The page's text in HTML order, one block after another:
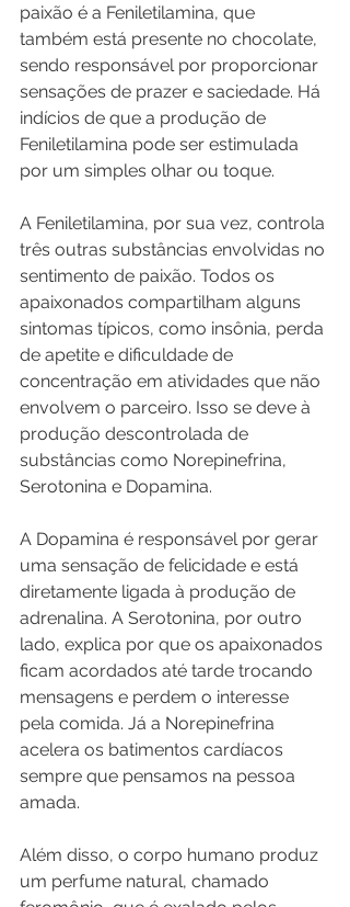
paixão é a Feniletilamina, que
também está presente no chocolate,
sendo responsável por proporcionar
sensações de prazer e saciedade. Há
indícios de que a produção de
Feniletilamina pode ser estimulada
por um simples olhar ou toque.
A Feniletilamina, por sua vez, controla
três outras substâncias envolvidas no
sentimento de paixão. Todos os
apaixonados compartilham alguns
sintomas típicos, como insônia, perda
de apetite e dificuldade de
concentração em atividades que não
envolvem o parceiro. Isso se deve à
produção descontrolada de
substâncias como Norepinefrina,
Serotonina e Dopamina.
A Dopamina é responsável por gerar
uma sensação de felicidade e está
diretamente ligada à produção de
adrenalina. A Serotonina, por outro
lado, explica por que os apaixonados
ficam acordados até tarde trocando
mensagens e perdem o interesse
pela comida. Já a Norepinefrina
acelera os batimentos cardíacos
sempre que pensamos na pessoa
amada.
Além disso, o corpo humano produz
um perfume natural, chamado